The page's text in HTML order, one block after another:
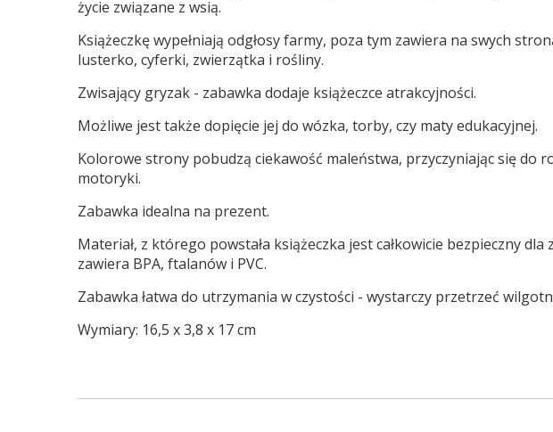
życie związane z wsią.
Książeczkę wypełniają odgłosy farmy, poza tym zawiera na swych
lusterko, cyferki, zwierzątka i rośliny.
Zwisający gryzak - zabawka dodaje książeczce atrakcyjności.
Możliwe jest także dopięcie jej do wózka, torby, czy maty edukacyjnej.
Kolorowe strony pobudzą ciekawość maleństwa, przyczyniając się do
motoryki.
Zabawka idealna na prezent.
Materiał, z którego powstała książeczka jest całkowicie bezpieczny dla
zawiera BPA, ftalanów i PVC.
Zabawka łatwa do utrzymania w czystości - wystarczy przetrzeć
Wymiary: 16,5 x 3,8 x 17 cm